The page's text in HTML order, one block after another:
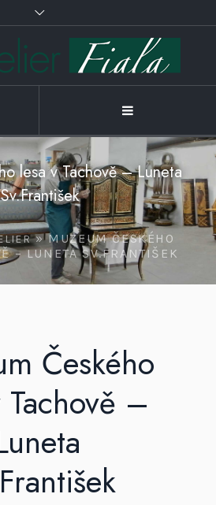
lesa v Tachově – Luneta
Sv.František
»MUZEUM ČESKÉHO
– LUNETA SV.FRANTIŠEK
Českého
Tachově –